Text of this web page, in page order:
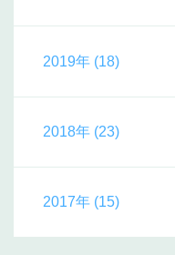
2019年 (18)
2018年 (23)
2017年 (15)